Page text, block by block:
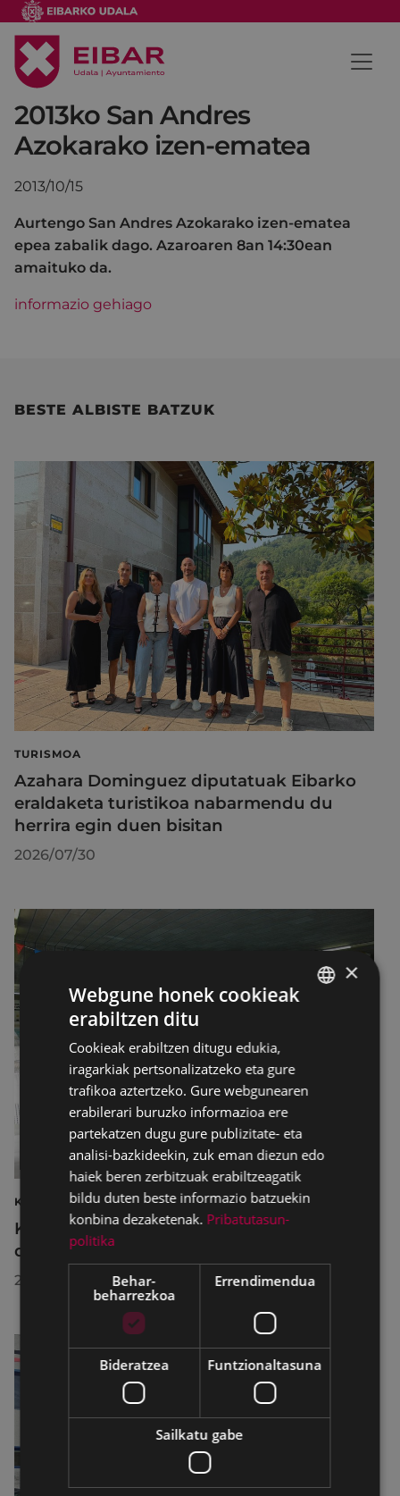
2013ko San Andres
Azokarako izen-ematea
2013/10/15
Aurtengo San Andres Azokarako izen-ematea
epea zabalik dago. Azaroaren 8an 14:30ean
amaituko da.
informazio gehiago
BESTE ALBISTE BATZUK
TURISMOA
Azahara Dominguez diputatuak Eibarko
eraldaketa turistikoa nabarmendu du
herrira egin duen bisitan
2026/07/30
KIROLAK
Kirol-instalazioetako ordutegiak egokitu
dira abuztuan, hobekuntza-lanak egiteko
2026/07/29
×
Webgune honek cookieak
erabiltzen ditu
Cookieak erabiltzen ditugu edukia,
iragarkiak pertsonalizatzeko eta gure
trafikoa aztertzeko. Gure webgunearen
erabilerari buruzko informazioa ere
partekatzen dugu gure publizitate- eta
analisi-bazkideekin, zuk eman diezun edo
haiek beren zerbitzuak erabiltzeagatik
bildu duten beste informazio batzuekin
konbina dezaketenak. Pribatutasun-
politika
Behar-
beharrezkoa
Errendimendua
Bideratzea Funtzionaltasuna
Sailkatu gabe